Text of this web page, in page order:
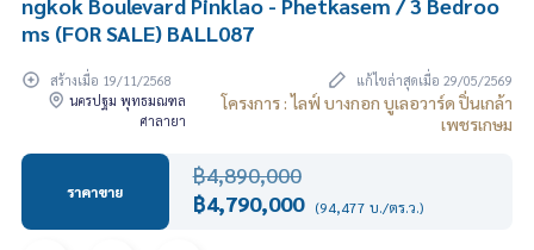
ms (FOR SALE) BALL087
สร้างเมื่อ 19/11/2568
แก้ไขล่าสุดเมื่อ 29/05/2569
นครปฐม พุทธมณฑล
ศาลายา
โครงการ : ไลฟ์ บางกอก บูเลอวาร์ด ปิ่นเกล้า
เพชรเกษม
ราคาขาย
฿4,890,000
฿4,790,000 (94,477 บ./ตร.ว.)